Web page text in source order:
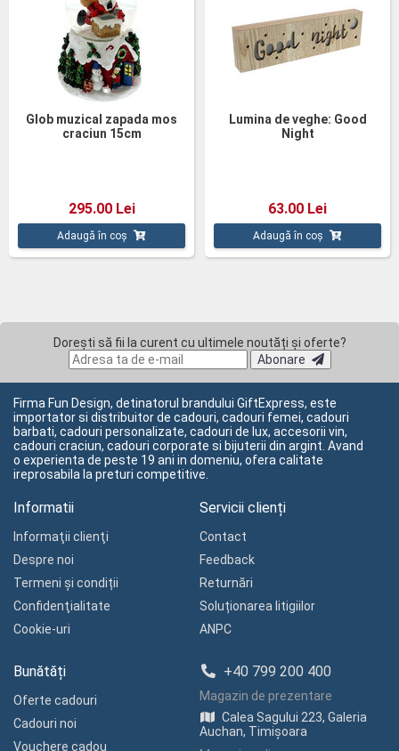
Glob muzical zapada mos
craciun 15cm
295.00 Lei
Adaugă în coș
Lumina de veghe: Good
Night
63.00 Lei
Adaugă în coș
Dorești să fii la curent cu ultimele noutăți și oferte?
Abonare
Firma Fun Design, detinatorul brandului GiftExpress, este
importator si distribuitor de cadouri, cadouri femei, cadouri
barbati, cadouri personalizate, cadouri de lux, accesorii vin,
cadouri craciun, cadouri corporate si bijuterii din argint. Avand
o experienta de peste 19 ani in domeniu, ofera calitate
ireprosabila la preturi competitive.
Informatii
Informaţii clienţi
Despre noi
Termeni și condiții
Confidenţialitate
Cookie-uri
Servicii clienți
Contact
Feedback
Returnări
Soluționarea litigiilor
ANPC
Bunătăți
Oferte cadouri
Cadouri noi
Vouchere cadou
+40 799 200 400
Magazin de prezentare
Calea Sagului 223, Galeria
Auchan, Timișoara